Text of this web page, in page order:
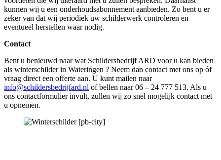
kunnen wij u een onderhoudsabonnement aanbieden. Zo bent u er
zeker van dat wij periodiek uw schilderwerk controleren en
eventueel herstellen waar nodig.
Contact
Bent u benieuwd naar wat Schildersbedrijf ARD voor u kan bieden
als winterschilder in Wateringen ? Neem dan contact met ons op óf
vraag direct een offerte aan. U kunt mailen naar
info@schildersbedrijfard.nl of bellen naar 06 – 24 777 513. Als u
ons contactformulier invult, zullen wij zo snel mogelijk contact met
u opnemen.